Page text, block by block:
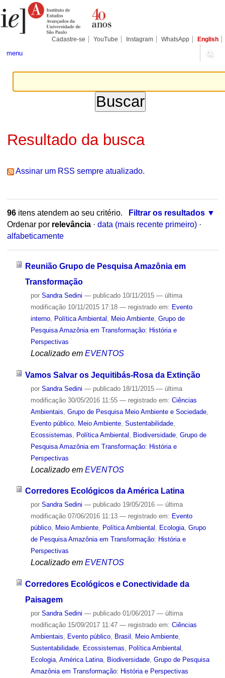
para
conteúdo.
Pessoais
Cadastre-se YouTube Instagram WhatsApp English
menu
Resultado da busca
Assinar um RSS sempre atualizado.
96itens atendem ao seu critério.
Filtrar os resultados
Ordenar por relevância · data (mais recente primeiro) ·
alfabeticamente
Reunião Grupo de Pesquisa Amazônia em
Transformação
por Sandra Sedini — publicado10/11/2015 — última
modificação10/11/2015 17:18 — registrado em: Evento
interno, Política Ambiental Meio Ambiente, Grupo de
Pesquisa Amazônia em Transformação: História e
Perspectivas
Localizado em EVENTOS
Vamos Salvar os Jequitibás-Rosa da Extinção
por Sandra Sedini — publicado18/11/2015 — última
modificação30/05/2016 11:55 — registrado em: Ciências
Ambientais Grupo de Pesquisa Meio Ambiente e Sociedade,
Evento público, Meio Ambiente, Sustentabilidade,
Ecossistemas
Política Ambiental Biodiversidade, Grupo de
Pesquisa Amazônia em Transformação: História e
Perspectivas
Localizado em EVENTOS
Corredores Ecológicos da América Latina
por Sandra Sedini — publicado19/05/2016 — última
modificação07/06/2016 11:13 — registrado em: Evento
público, Meio Ambiente, Política Ambiental , Ecologia, Grupo
de Pesquisa Amazônia em Transformação: História e
Perspectivas
Localizado em EVENTOS
Corredores Ecológicos e Conectividade da
Paisagem
por Sandra Sedini — publicado01/06/2017 — última
modificação15/09/2017 11:47 — registrado em: Ciências
Ambientais, Evento público, Brasil , Meio Ambiente,
Sustentabilidade, Ecossistemas, Política Ambiental ,
Ecologia, América Latina, Biodiversidade, Grupo de Pesquisa
Amazônia em Transformação: História e Perspectivas